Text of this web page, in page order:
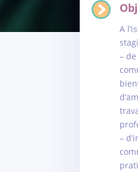
A
–
–